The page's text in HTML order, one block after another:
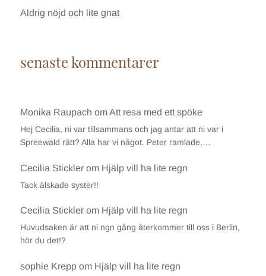
Aldrig nöjd och lite gnat
senaste kommentarer
Monika Raupach omAtt resa med ett spöke
Hej Cecilia, ni var tillsammans och jag antar att ni var i
Spreewald rätt? Alla har vi något. Peter ramlade,…
Cecilia Sticklerom Hjälp vill ha lite regn
Tack älskade syster!!
Cecilia Sticklerom Hjälp vill ha lite regn
Huvudsaken är att ni ngn gång återkommer till oss i Berlin,
hör du det!?
sophie Kreppom Hjälp vill ha lite regn